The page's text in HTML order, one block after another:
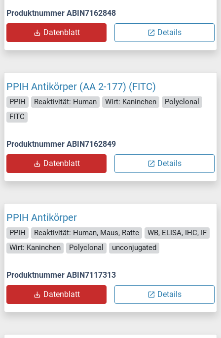
Produktnummer ABIN7162848
Datenblatt Details
PPIH Antikörper (AA 2-177) (FITC)
PPIH Reaktivität: Human Wirt: Kaninchen
Polyclonal
FITC
Produktnummer ABIN7162849
Datenblatt Details
PPIH Antikörper
PPIH Reaktivität: Human, Maus, Ratte
WB, ELISA, IHC, IF
Wirt: Kaninchen
Polyclonal unconjugated
Produktnummer ABIN7117313
Datenblatt Details